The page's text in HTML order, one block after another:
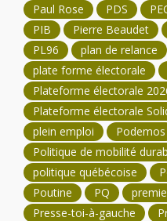
Paul Rose
PDS
PIB
Pierre Beaudet
PL96
plan de relance
plate forme électorale
Plateforme électorale
Plateforme électorale
plein emploi
Podemos
Politique de mobilité
politique québécoise
Poutine
PQ
Presse-toi-à-gauche